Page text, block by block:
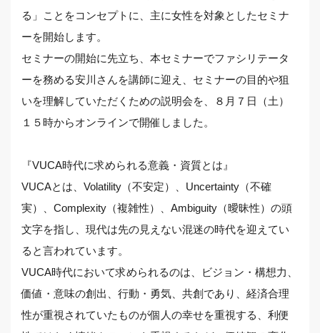
る」ことをコンセプトに、主に女性を対象としたセミナ
ーを開始します。
セミナーの開始に先立ち、本セミナーでファシリテータ
ーを務める安川さんを講師に迎え、セミナーの目的や狙
いを理解していただくための説明会を、８月７日（土）
１５時からオンラインで開催しました。
『VUCA時代に求められる意義・資質とは』
VUCAとは、Volatility（不安定）、Uncertainty（不確
実）、Complexity（複雑性）、Ambiguity（曖昧性）の頭
文字を指し、現代は先の見えない混迷の時代を迎えてい
ると言われています。
VUCA時代において求められるのは、ビジョン・構想力、
価値・意味の創出、行動・勇気、共創であり、経済合理
性が重視されていたものが個人の幸せを重視する、利便